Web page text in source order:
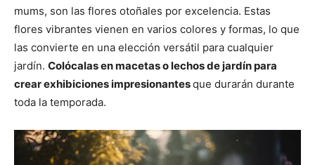
mums, son las flores otoñales por excelencia. Estas
flores vibrantes vienen en varios colores y formas, lo que
las convierte en una elección versátil para cualquier
jardín. Colócalas en macetas o lechos de jardín para
crear exhibiciones impresionantesque durarán durante
toda la temporada.